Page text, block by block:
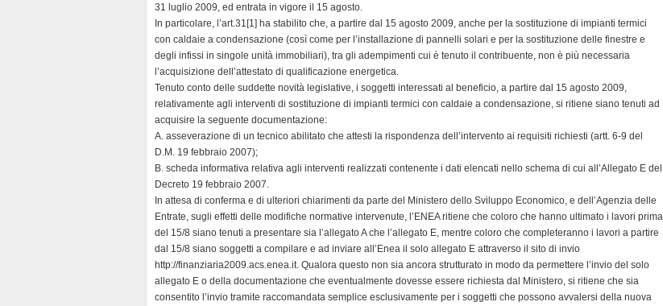
o
k
I
n
r
p
p
a
m
n
k
r
i
e
n
d
l
31 luglio 2009, ed entrata in vigore il 15 agosto.
In particolare, l’art.31[1] ha stabilito che, a partire dal 15 agosto 2009, anche per la sostituzione di impianti termici
con caldaie a condensazione (così come per l’installazione di pannelli solari e per la sostituzione delle finestre e
degli infissi in singole unità immobiliari), tra gli adempimenti cui è tenuto il contribuente, non è più necessaria
l’acquisizione dell’attestato di qualificazione energetica.
Tenuto conto delle suddette novità legislative, i soggetti interessati al beneficio, a partire dal 15 agosto 2009,
relativamente agli interventi di sostituzione di impianti termici con caldaie a condensazione, si ritiene siano tenuti ad
acquisire la seguente documentazione:
A. asseverazione di un tecnico abilitato che attesti la rispondenza dell’intervento ai requisiti richiesti (artt. 6-9 del
D.M. 19 febbraio 2007);
B. scheda informativa relativa agli interventi realizzati contenente i dati elencati nello schema di cui all’Allegato E del
Decreto 19 febbraio 2007.
In attesa di conferma e di ulteriori chiarimenti da parte del Ministero dello Sviluppo Economico, e dell’Agenzia delle
Entrate, sugli effetti delle modifiche normative intervenute, l’ENEA ritiene che coloro che hanno ultimato i lavori prima
del 15/8 siano tenuti a presentare sia l’allegato A che l’allegato E, mentre coloro che completeranno i lavori a partire
dal 15/8 siano soggetti a compilare e ad inviare all’Enea il solo allegato E attraverso il sito di invio
http://finanziaria2009.acs.enea.it. Qualora questo non sia ancora strutturato in modo da permettere l’invio del solo
allegato E o della documentazione che eventualmente dovesse essere richiesta dal Ministero, si ritiene che sia
consentito l’invio tramite raccomandata semplice esclusivamente per i soggetti che possono avvalersi della nuova